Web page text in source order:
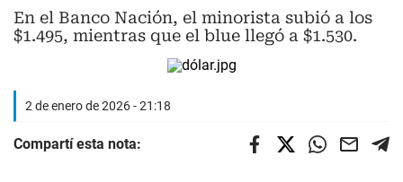
En el Banco Nación, el minorista subió a los
$1.495, mientras que el blue llegó a $1.530.
2 de enero de 2026 - 21:18
Compartí esta nota: